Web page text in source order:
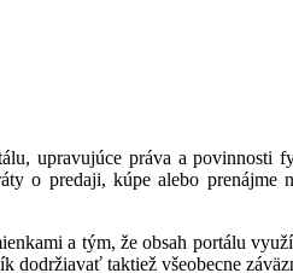
upravujúce práva a povinnosti
o predaji, kúpe alebo
a tým, že obsah portálu
taktiež všeobecne